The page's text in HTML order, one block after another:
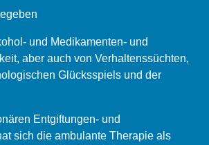
und Medikamenten- und
aber auch von Verhaltenssüchten,
Glücksspiels und der
Entgiftungen- und
sich die ambulante Therapie als